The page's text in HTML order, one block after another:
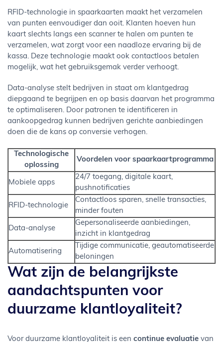
RFID-technologie in spaarkaarten maakt het verzamelen
van punten eenvoudiger dan ooit. Klanten hoeven hun
kaart slechts langs een scanner te halen om punten te
verzamelen, wat zorgt voor een naadloze ervaring bij de
kassa. Deze technologie maakt ook contactloos betalen
mogelijk, wat het gebruiksgemak verder verhoogt.
Data-analyse stelt bedrijven in staat om klantgedrag
diepgaand te begrijpen en op basis daarvan het programma
te optimaliseren. Door patronen te identificeren in
aankoopgedrag kunnen bedrijven gerichte aanbiedingen
doen die de kans op conversie verhogen.
Technologische
oplossing
Voordelen voor spaarkaartprogramma
Mobiele apps
24/7 toegang, digitale kaart,
pushnotificaties
RFID-technologie
Contactloos sparen, snelle transacties,
minder fouten
Data-analyse
Gepersonaliseerde aanbiedingen,
inzicht in klantgedrag
Automatisering
Tijdige communicatie, geautomatiseerde
beloningen
Wat zijn de belangrijkste
aandachtspunten voor
duurzame klantloyaliteit?
Voor duurzame klantloyaliteit is een continue evaluatie van